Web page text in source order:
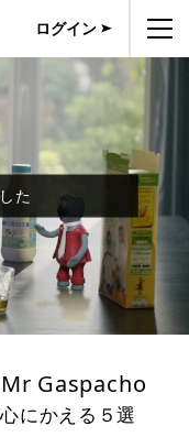
ログイン
た
Mr Gaspacho
にかえる５選